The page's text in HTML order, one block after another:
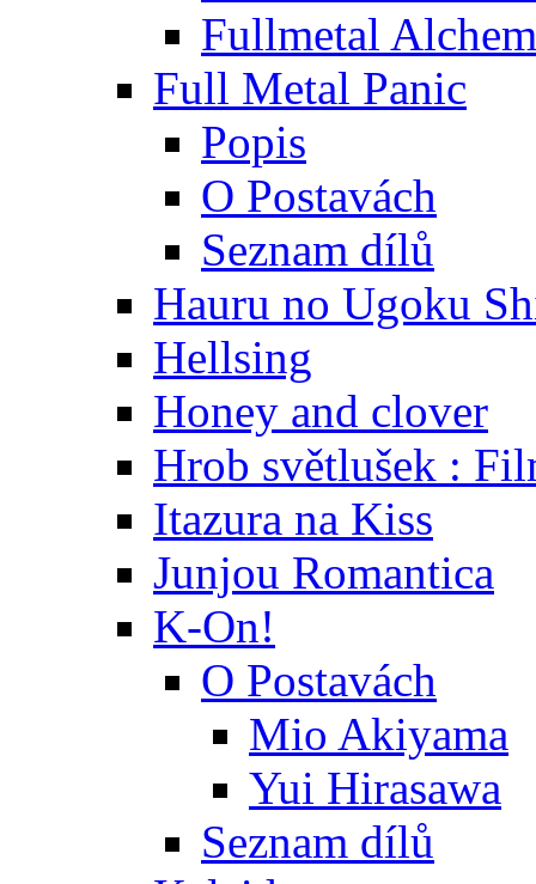
Fullmetal
Full Metal Panic
Popis
O Postavách
Seznam dílů
Hauru no Ugoku
Hellsing
Honey and clover
Hrob světlušek :
Itazura na Kiss
Junjou Romantica
K-On!
O Postavách
Mio Akiyama
Yui Hirasawa
Seznam dílů